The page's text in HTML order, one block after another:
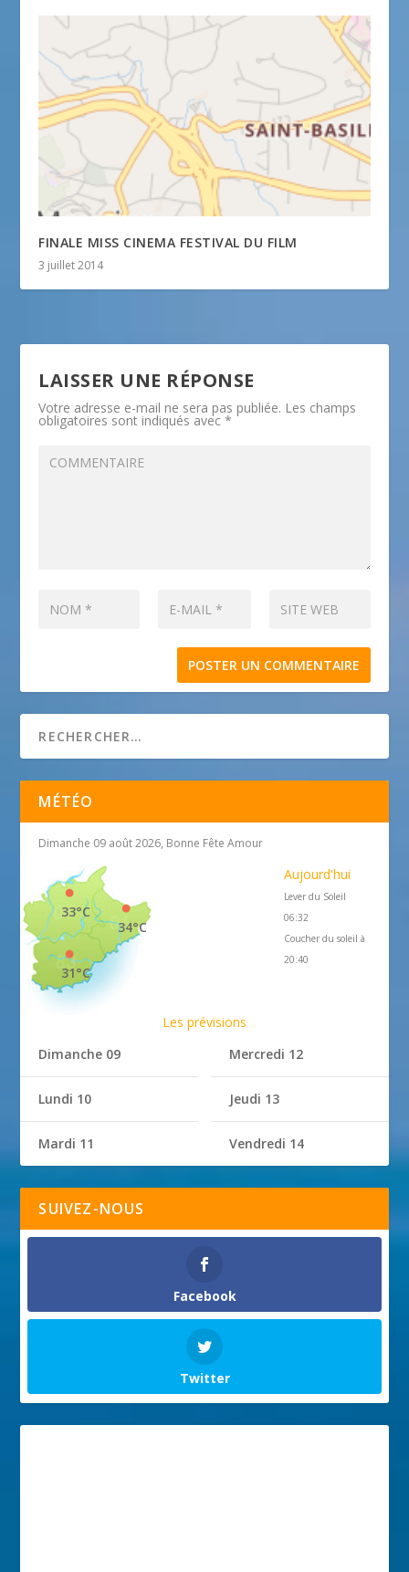
FINALE MISS CINEMA FESTIVAL DU FILM
3 juillet 2014
LAISSER UNE RÉPONSE
Votre adresse e-mail ne sera pas publiée. Les champs
obligatoires sont indiqués avec*
MÉTÉO
Dimanche 09 août 2026, Bonne Fête Amour
34°C
33°C
31°C
Aujourd'hui
Lever du Soleil
06:32
Coucher du soleil à
20:40
Les prévisions
Dimanche 09
Lundi 10
Mardi 11
Mercredi 12
Jeudi 13
Vendredi 14
SUIVEZ-NOUS
Facebook
Twitter